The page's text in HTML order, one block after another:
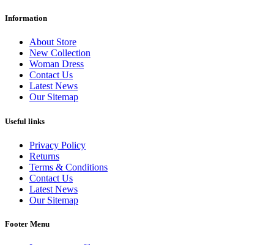
Information
About Store
New Collection
Woman Dress
Contact Us
Latest News
Our Sitemap
Useful links
Privacy Policy
Returns
Terms & Conditions
Contact Us
Latest News
Our Sitemap
Footer Menu